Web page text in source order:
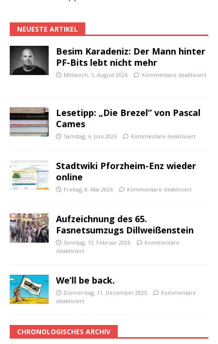
NEUESTE ARTIKEL
Besim Karadeniz: Der Mann hinter
PF-Bits lebt nicht mehr
Mittwoch, 5. August 2026 Kommentare deaktiviert
Lesetipp: „Die Brezel“ von Pascal
Cames
Samstag, 6. Juni 2026 Kommentare deaktiviert
Stadtwiki Pforzheim-Enz wieder
online
Freitag, 8. Mai 2026 Kommentare deaktiviert
Aufzeichnung des 65.
Fasnetsumzugs Dillweißenstein
Sonntag, 15. Februar 2026
Kommentare
deaktiviert
We’ll be back.
Donnerstag, 11. Dezember 2025
Kommentare
deaktiviert
CHRONOLOGISCHES ARCHIV